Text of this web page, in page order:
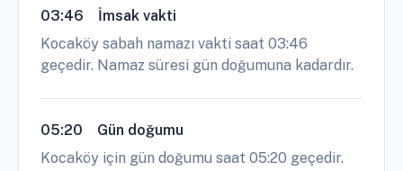
03:46
İmsak vakti
Kocaköy sabah namazı vakti saat 03:46
geçedir. Namaz süresi gün doğumuna kadardır.
05:20
Gün doğumu
Kocaköy için gün doğumu saat 05:20 geçedir.